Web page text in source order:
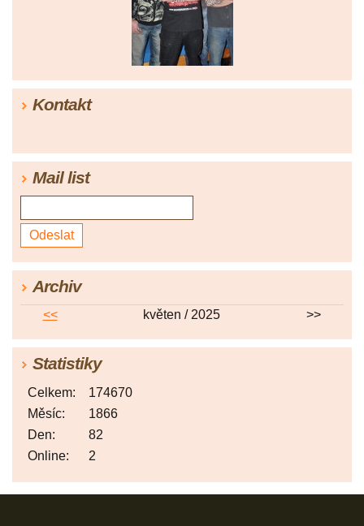
Kontakt
Mail list
Archiv
<< květen / 2025 >>
Statistiky
Online: 2
Celkem:
174670
Měsíc:
1866
Den:
82